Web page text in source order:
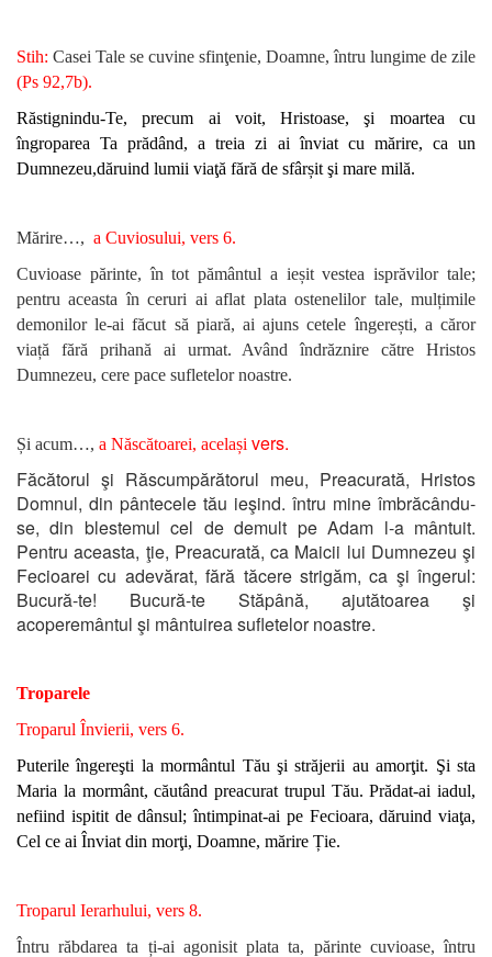
Stih: Casei Tale se cuvine sfinţenie, Doamne, întru lungime de zile
(Ps 92,7b).
Răstignindu-Te, precum ai voit, Hristoase, şi moartea cu
îngroparea Ta prădând, a treia zi ai înviat cu mărire, ca un
Dumnezeu,dăruind lumii viaţă fără de sfârșit şi mare milă.
Mărire…, a Cuviosului, vers 6.
Cuvioase părinte, în tot pământul a ieșit vestea isprăvilor tale;
pentru aceasta în ceruri ai aflat plata ostenelilor tale, mulțimile
demonilor le-ai făcut să piară, ai ajuns cetele îngerești, a căror
viață fără prihană ai urmat. Având îndrăznire către Hristos
Dumnezeu, cere pace sufletelor noastre.
Și acum…, a Născătoarei, același vers.
Făcătorul şi Răscumpărătorul meu, Preacurată, Hristos
Domnul, din pântecele tău ieşind. întru mine îmbrăcându-
se, din blestemul cel de demult pe Adam l-a mântuit.
Pentru aceasta, ţie, Preacurată, ca Maicii lui Dumnezeu şi
Fecioarei cu adevărat, fără tăcere strigăm, ca şi îngerul:
Bucură-te! Bucură-te Stăpână, ajutătoarea şi
acoperemântul şi mântuirea sufletelor noastre.
Troparele
Troparul Învierii, vers 6.
Puterile îngereşti la mormântul Tău şi străjerii au amorţit. Şi sta
Maria la mormânt, căutând preacurat trupul Tău. Prădat-ai iadul,
nefiind ispitit de dânsul; întimpinat-ai pe Fecioara, dăruind viaţa,
Cel ce ai Înviat din morţi, Doamne, mărire Ție.
Troparul Ierarhului, vers 8.
Întru răbdarea ta ți-ai agonisit plata ta, părinte cuvioase, întru